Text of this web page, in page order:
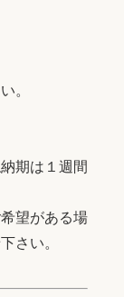
。
期は１週間
望がある場
さい。